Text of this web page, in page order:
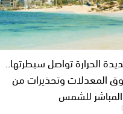
الحرارة تواصل سيطرتها..
المعدلات وتحذيرات من
للشمس